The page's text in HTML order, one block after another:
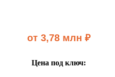
от 3,78 млн ₽
Цена под ключ: